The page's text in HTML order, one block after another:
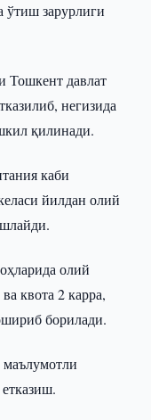
ўтиш зарурлиги
Тошкент давлат
негизида
қилинади.
каби
йилдан олий
олий
квота 2 карра,
борилади.